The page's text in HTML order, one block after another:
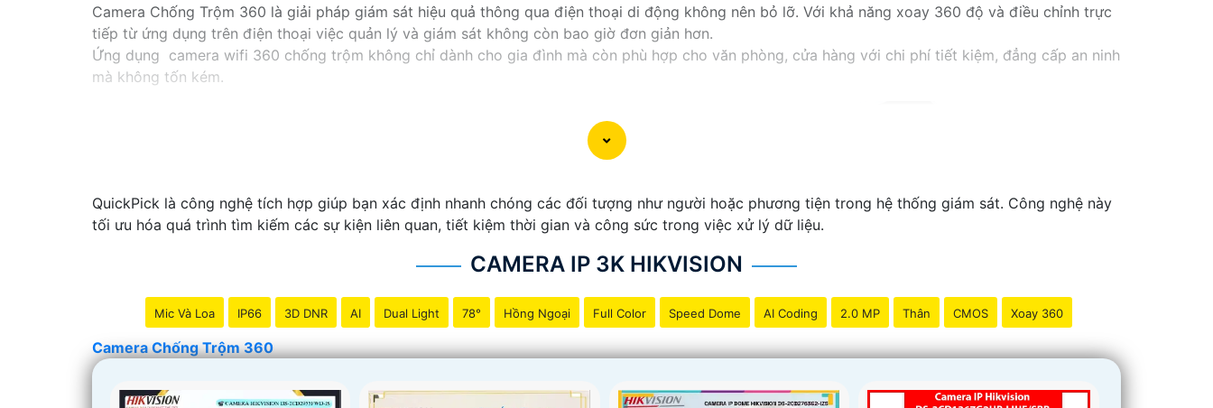
Camera Chống Trộm 360 là giải pháp giám sát hiệu quả thông qua điện thoại di động không nên bỏ lỡ. Với khả năng xoay 360 độ và điều chỉnh trực
tiếp từ ứng dụng trên điện thoại việc quản lý và giám sát không còn bao giờ đơn giản hơn.
Ứng dụng camera wifi 360 chống trộm không chỉ dành cho gia đình mà còn phù hợp cho văn phòng, cửa hàng với chi phí tiết kiệm, đẳng cấp an ninh
mà không tốn kém.
QuickPick là công nghệ tích hợp giúp bạn xác định nhanh chóng các đối tượng như người hoặc phương tiện trong hệ thống giám sát. Công nghệ này
tối ưu hóa quá trình tìm kiếm các sự kiện liên quan, tiết kiệm thời gian và công sức trong việc xử lý dữ liệu.
CAMERA IP 3K HIKVISION
Mic Và Loa IP66 3D DNR AI Dual Light 78° Hồng Ngoại Full Color Speed Dome AI Coding 2.0 MP Thân CMOS Xoay 360
Camera Chống Trộm 360